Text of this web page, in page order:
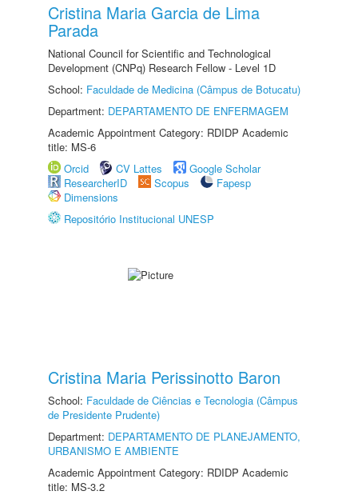
Cristina Maria Garcia de Lima
Parada
National Council for Scientific and Technological
Development (CNPq) Research Fellow - Level 1D
School: Faculdade de Medicina (Câmpus de Botucatu)
Department: DEPARTAMENTO DE ENFERMAGEM
Academic Appointment Category: RDIDP Academic
title: MS-6
Orcid
CV Lattes
Google Scholar
ResearcherID
Scopus
Fapesp
Dimensions
Repositório Institucional UNESP
Cristina Maria Perissinotto Baron
School: Faculdade de Ciências e Tecnologia (Câmpus
de Presidente Prudente)
Department: DEPARTAMENTO DE PLANEJAMENTO,
URBANISMO E AMBIENTE
Academic Appointment Category: RDIDP Academic
title: MS-3.2